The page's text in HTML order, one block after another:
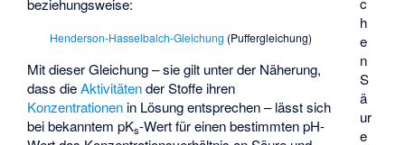
h
e
n
S
ä
ur
e
beziehungsweise:
Henderson-Hasselbalch-Gleichung (Puffergleichung)
Mit dieser Gleichung – sie gilt unter der Näherung,
dass dieAktivitätender Stoffe ihren
Konzentrationen in Lösung entsprechen – lässt sich
bei bekanntem pKs-Wert für einen bestimmten pH-